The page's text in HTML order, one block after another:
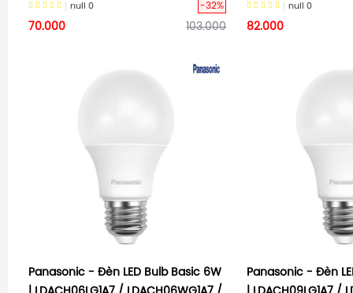
null 0 -32%
70.000 103.000
null 0
82.000
Panasonic - Đèn LED Bulb Basic 6W
Panasonic - Đèn